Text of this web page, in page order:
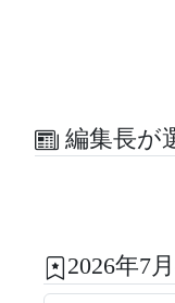
編集長が
2026年7